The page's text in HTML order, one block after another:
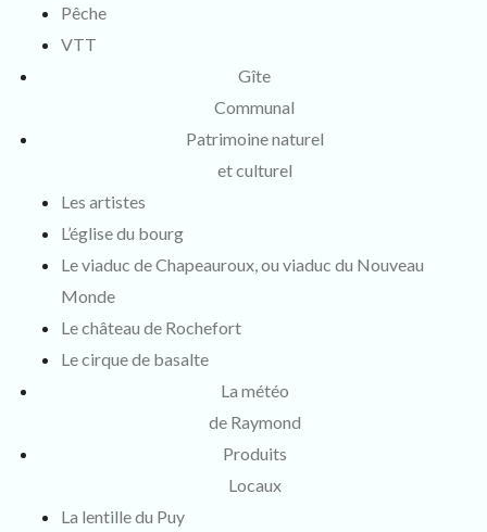
Pêche
VTT
Gîte
Communal
Patrimoine naturel
et culturel
Les artistes
L’église du bourg
Le viaduc de Chapeauroux, ou viaduc du Nouveau
Monde
Le château de Rochefort
Le cirque de basalte
La météo
de Raymond
Produits
Locaux
La lentille du Puy